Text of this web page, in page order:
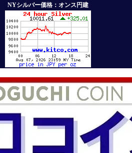
NYシルバー価格：オンス円建